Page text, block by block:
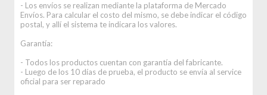
- Los envíos se realizan mediante la plataforma de Mercado
Envíos. Para calcular el costo del mismo, se debe indicar el código
postal, y allí el sistema te indicara los valores.
Garantía:
- Todos los productos cuentan con garantía del fabricante.
- Luego de los 10 días de prueba, el producto se envía al service
oficial para ser reparado